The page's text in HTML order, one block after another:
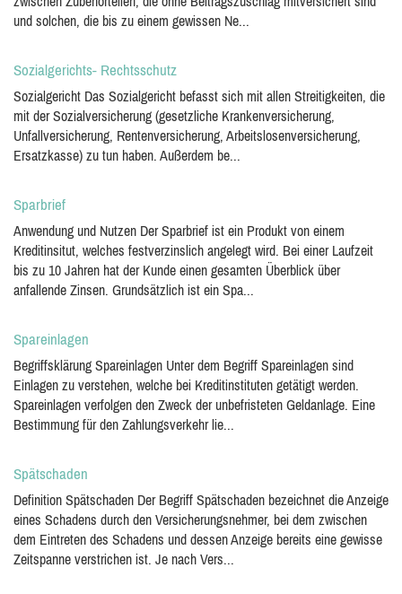
und solchen, die bis zu einem gewissen Ne...
Sozialgerichts- Rechtsschutz
Sozialgericht Das Sozialgericht befasst sich mit allen Streitigkeiten, die
mit der Sozialversicherung (gesetzliche Krankenversicherung,
Unfallversicherung, Rentenversicherung, Arbeitslosenversicherung,
Ersatzkasse) zu tun haben. Außerdem be...
Sparbrief
Anwendung und Nutzen Der Sparbrief ist ein Produkt von einem
Kreditinsitut, welches festverzinslich angelegt wird. Bei einer Laufzeit
bis zu 10 Jahren hat der Kunde einen gesamten Überblick über
anfallende Zinsen. Grundsätzlich ist ein Spa...
Spareinlagen
Begriffsklärung Spareinlagen Unter dem Begriff Spareinlagen sind
Einlagen zu verstehen, welche bei Kreditinstituten getätigt werden.
Spareinlagen verfolgen den Zweck der unbefristeten Geldanlage. Eine
Bestimmung für den Zahlungsverkehr lie...
Spätschaden
Definition Spätschaden Der Begriff Spätschaden bezeichnet die Anzeige
eines Schadens durch den Versicherungsnehmer, bei dem zwischen
dem Eintreten des Schadens und dessen Anzeige bereits eine gewisse
Zeitspanne verstrichen ist. Je nach Vers...